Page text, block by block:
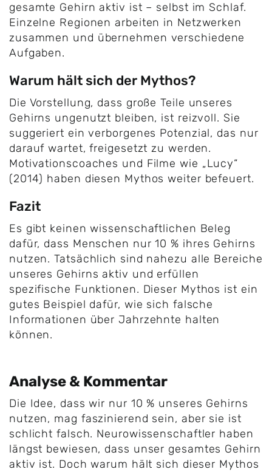
gesamte Gehirn aktiv ist – selbst im Schlaf.
Einzelne Regionen arbeiten in Netzwerken
zusammen und übernehmen verschiedene
Aufgaben.
Warum hält sich der Mythos?
Die Vorstellung, dass große Teile unseres
Gehirns ungenutzt bleiben, ist reizvoll. Sie
suggeriert ein verborgenes Potenzial, das nur
darauf wartet, freigesetzt zu werden.
Motivationscoaches und Filme wie „Lucy“
(2014) haben diesen Mythos weiter befeuert.
Fazit
Es gibt keinen wissenschaftlichen Beleg
dafür, dass Menschen nur 10 % ihres Gehirns
nutzen. Tatsächlich sind nahezu alle Bereiche
unseres Gehirns aktiv und erfüllen
spezifische Funktionen. Dieser Mythos ist ein
gutes Beispiel dafür, wie sich falsche
Informationen über Jahrzehnte halten
können.
Analyse & Kommentar
Die Idee, dass wir nur 10 % unseres Gehirns
nutzen, mag faszinierend sein, aber sie ist
schlicht falsch. Neurowissenschaftler haben
längst bewiesen, dass unser gesamtes Gehirn
aktiv ist. Doch warum hält sich dieser Mythos